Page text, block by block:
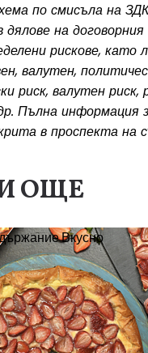
по смисъла на
на
рискове, като
валутен,
риск, валутен риск,
Пълна информация
в проспекта на
ОЩЕ
Вкусно